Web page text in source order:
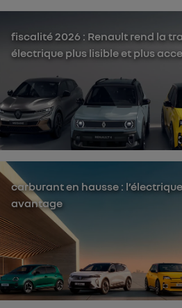
fiscalité 2026 : Renault rend la
électrique plus lisible et plus
carburant en hausse :
avantage